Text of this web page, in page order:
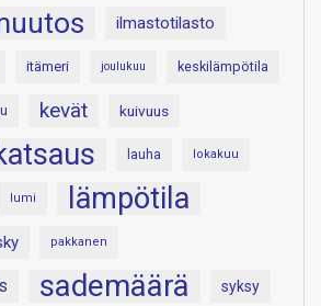
ilmastotilasto
itämeri joulukuu keskilämpötila
kevät kuivuus
lauha lokakuu
lumi lämpötila
pakkanen
sademäärä syksy